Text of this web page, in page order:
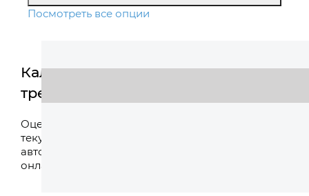
Посмотреть все опции
Калькулятор
трейд-ин
Оцените свой
текущий
автомобиль
онлайн